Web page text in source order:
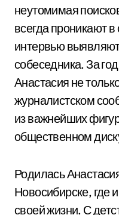
неутомимая
всегда проникают
интервью
собеседника. За
Анастасия не
журналистском
из важнейших
общественном
Родилась
Новосибирске, где
своей жизни. С